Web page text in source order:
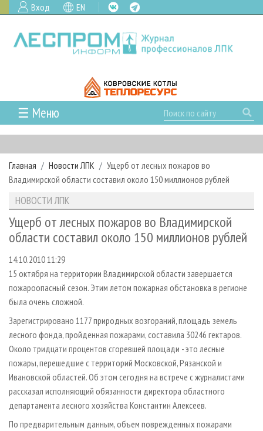
Вход EN
☰ Меню
ГЛАВНАЯ
РУБРИКИ И ТЕМЫ
РУБРИКИ ЖУРНАЛА
ЛЕСОЗАГОТОВКА
ЛЕСОПИЛЕНИЕ
СУШКА ДРЕВЕСИНЫ
ПРОИЗВОДСТВО ДРЕВЕСНЫХ ПЛИТ
ПРОИЗВОДСТВО МЕБЕЛИ
БИОЭНЕРГЕТИКА
ЦБП
ИНСТРУМЕНТ И МАТЕРИАЛЫ
НОВОСТИ
НОВОСТИ ЛПК
НОВОСТИ ЖУРНАЛА
ПРОЕКТЫ ЛПИ
АНАЛИТИКА
ПРЕДПРИЯТИЯ ЛПК
ПЕРСОНЫ
МОБИЛЬНЫЕ ВЫСТАВКИ
ПРИОРИТЕТНЫЕ ИНВЕСТПРОЕКТЫ
RUSSIAN FORESTRY REVIEW
ГАЗЕТА ЛЕСПРОМФОРУМ
БИБЛИОТЕКА СПЕЦИАЛИСТА
АРХИВ
АРХИВ ЖУРНАЛОВ
О ЖУРНАЛЕ
ПОДПИСКА
КОНТАКТЫ
РЕКЛАМОДАТЕЛЯМ
РЕКЛАМА
РЕКЛАМА НА САЙТЕ
Главная Новости ЛПК
Ущерб от лесных пожаров во
Владимирской области составил около 150 миллионов рублей
НОВОСТИ ЛПК
Ущерб от лесных пожаров во Владимирской
области составил около 150 миллионов рублей
14.10.2010 11:29
15 октября на территории Владимирской области завершается
пожароопасный сезон. Этим летом пожарная обстановка в регионе
была очень сложной.
Зарегистрировано 1177 природных возгораний, площадь земель
лесного фонда, пройденная пожарами, составила 30246 гектаров.
Около тридцати процентов сгоревшей площади - это лесные
пожары, перешедшие с территорий Московской, Рязанской и
Ивановской областей. Об этом сегодня на встрече с журналистами
рассказал исполняющий обязанности директора областного
департамента лесного хозяйства Константин Алексеев.
По предварительным данным, объем поврежденных пожарами